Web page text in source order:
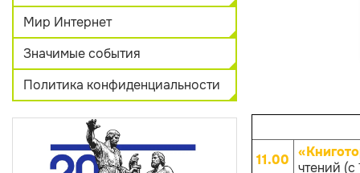
Мир Интернет
Значимые события
Политика конфиденциальности
11.00 чтений (с